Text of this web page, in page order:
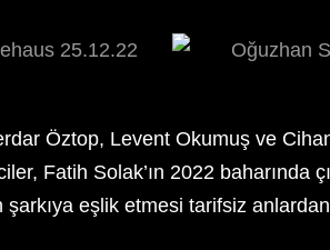
Öztop, Levent Okumuş ve
Fatih Solak’ın 2022 baharında
şarkıya eşlik etmesi tarifsiz